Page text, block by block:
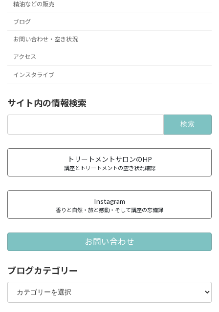
精油などの販売
ブログ
お問い合わせ・空き状況
アクセス
インスタライブ
サイト内の情報検索
トリートメントサロンのHP
講座とトリートメントの空き状況確認
Instagram
香りと自然・旅と感動・そして講座の忘備録
お問い合わせ
ブログカテゴリー
ブ
グ